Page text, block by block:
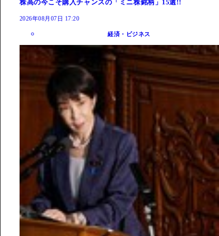
株高の今こそ購入チャンスの「ミニ株銘柄」15選!!
2026年08月07日 17:20
経済・ビジネス